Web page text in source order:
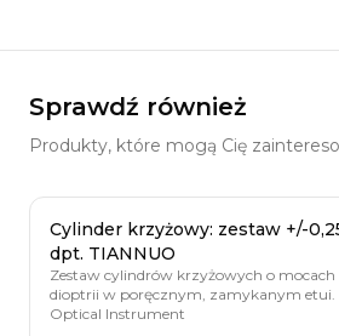
Sprawdź również
Produkty, które mogą Cię
Cylinder krzyżowy: zestaw +/-
dpt. TIANNUO
Zestaw cylindrów krzyżowych o mocach
dioptrii w poręcznym, zamykanym etui. Producent TIANNUO
Optical Instrument